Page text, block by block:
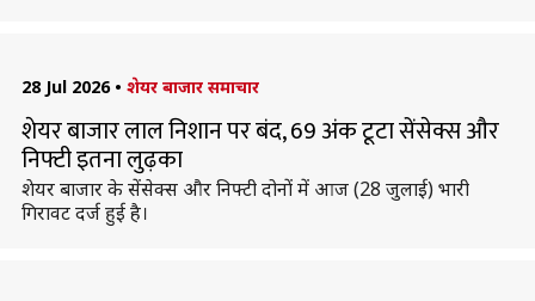
28 Jul 2026 • शेयर बाजार समाचार
शेयर बाजार लाल निशान पर बंद, 69 अंक टूटा सेंसेक्स और
निफ्टी इतना लुढ़का
शेयर बाजार के सेंसेक्स और निफ्टी दोनों में आज (28 जुलाई) भारी
गिरावट दर्ज हुई है।